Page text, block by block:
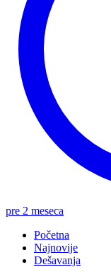
pre 2 meseca
Početna
Najnovije
Dešavanja